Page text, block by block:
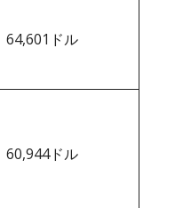
64,601ドル
60,944ドル